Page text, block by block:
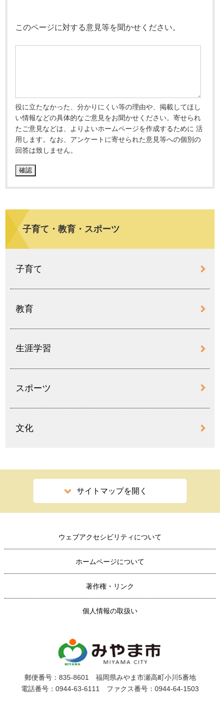
このページに対する意見等を聞かせください。
役に立たなかった、分かりにくい等の理由や、掲載してほし
い情報などの具体的なご意見をお聞かせください。寄せられ
たご意見などは、よりよいホームページを作成するために 活
用します。なお、アンケートに寄せられた意見等への個別の
回答は致しません。
子育て・教育・スポーツ
子育て
教育
生涯学習
スポーツ
文化
サイトマップを開く
ウェブアクセシビリティについて
ホームページについて
著作権・リンク
個人情報の取扱い
郵便番号：835-8601 福岡県みやま市瀬高町小川5番地
電話番号：0944-63-6111 ファクス番号：0944-64-1503